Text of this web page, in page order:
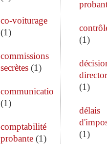
co-voiturage
(1)
commissions
secrètes(1)
communication
(1)
comptabilité
probante(1)
(1)
(1)
délais
(1)